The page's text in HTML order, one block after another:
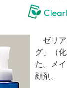
ゼリア
グ」（
た。メ
顔剤。